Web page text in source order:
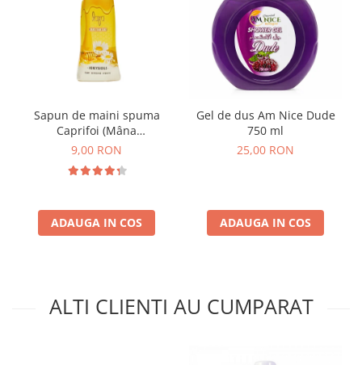
Sapun de maini spuma
Caprifoi (Mâna
Maicii Domnului) 250 ml
9,00 RON
ADAUGA IN COS
Gel de dus Am Nice Dude
750 ml
25,00 RON
ADAUGA IN COS
ALTI CLIENTI AU CUMPARAT